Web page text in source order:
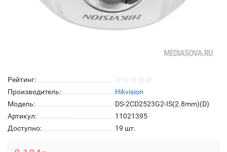
Рейтинг:
Производитель:
Hikvision
Модель:
DS-2CD2523G2-IS(2.8mm)(D)
Артикул:
11021395
Доступно:
19 шт.